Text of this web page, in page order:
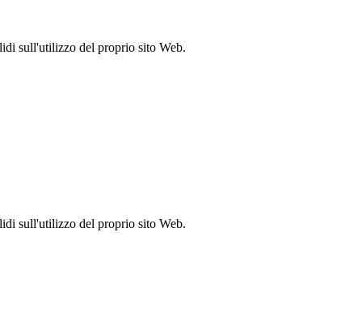
sull'utilizzo del proprio sito Web.
sull'utilizzo del proprio sito Web.